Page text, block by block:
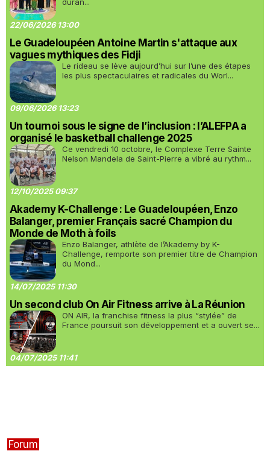
22/06/2026 13:00
Le Guadeloupéen Antoine Martin s'attaque aux
vagues mythiques des Fidji
Le rideau se lève aujourd’hui sur l’une des étapes
les plus spectaculaires et radicales du Worl...
09/06/2026 13:23
Un tournoi sous le signe de l’inclusion : l’ALEFPA a
organisé le basketball challenge 2025
Ce vendredi 10 octobre, le Complexe Terre Sainte
Nelson Mandela de Saint-Pierre a vibré au rythm...
12/10/2025 09:37
Akademy K-Challenge : Le Guadeloupéen, Enzo
Balanger, premier Français sacré Champion du
Monde de Moth à foils
Enzo Balanger, athlète de l’Akademy by K-
Challenge, remporte son premier titre de Champion
du Mond...
14/07/2025 11:30
Un second club On Air Fitness arrive à La Réunion
ON AIR, la franchise fitness la plus “stylée” de
France poursuit son développement et a ouvert se...
04/07/2025 11:41
Forum